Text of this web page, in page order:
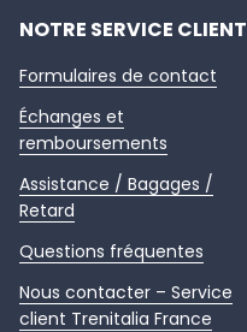
NOTRE SERVICE CLIENT
Formulaires de contact
Échanges et
remboursements
Assistance / Bagages /
Retard
Questions fréquentes
Nous contacter – Service
client Trenitalia France